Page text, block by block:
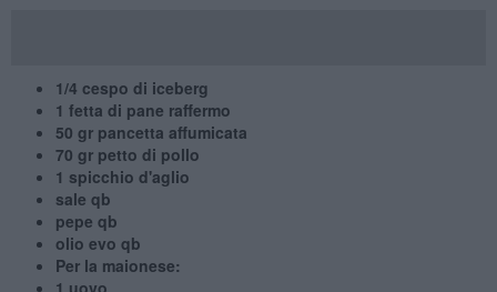
1/4 cespo di iceberg
1 fetta di pane raffermo
50 gr pancetta affumicata
70 gr petto di pollo
1 spicchio d'aglio
sale qb
pepe qb
olio evo qb
Per la maionese:
1 uovo